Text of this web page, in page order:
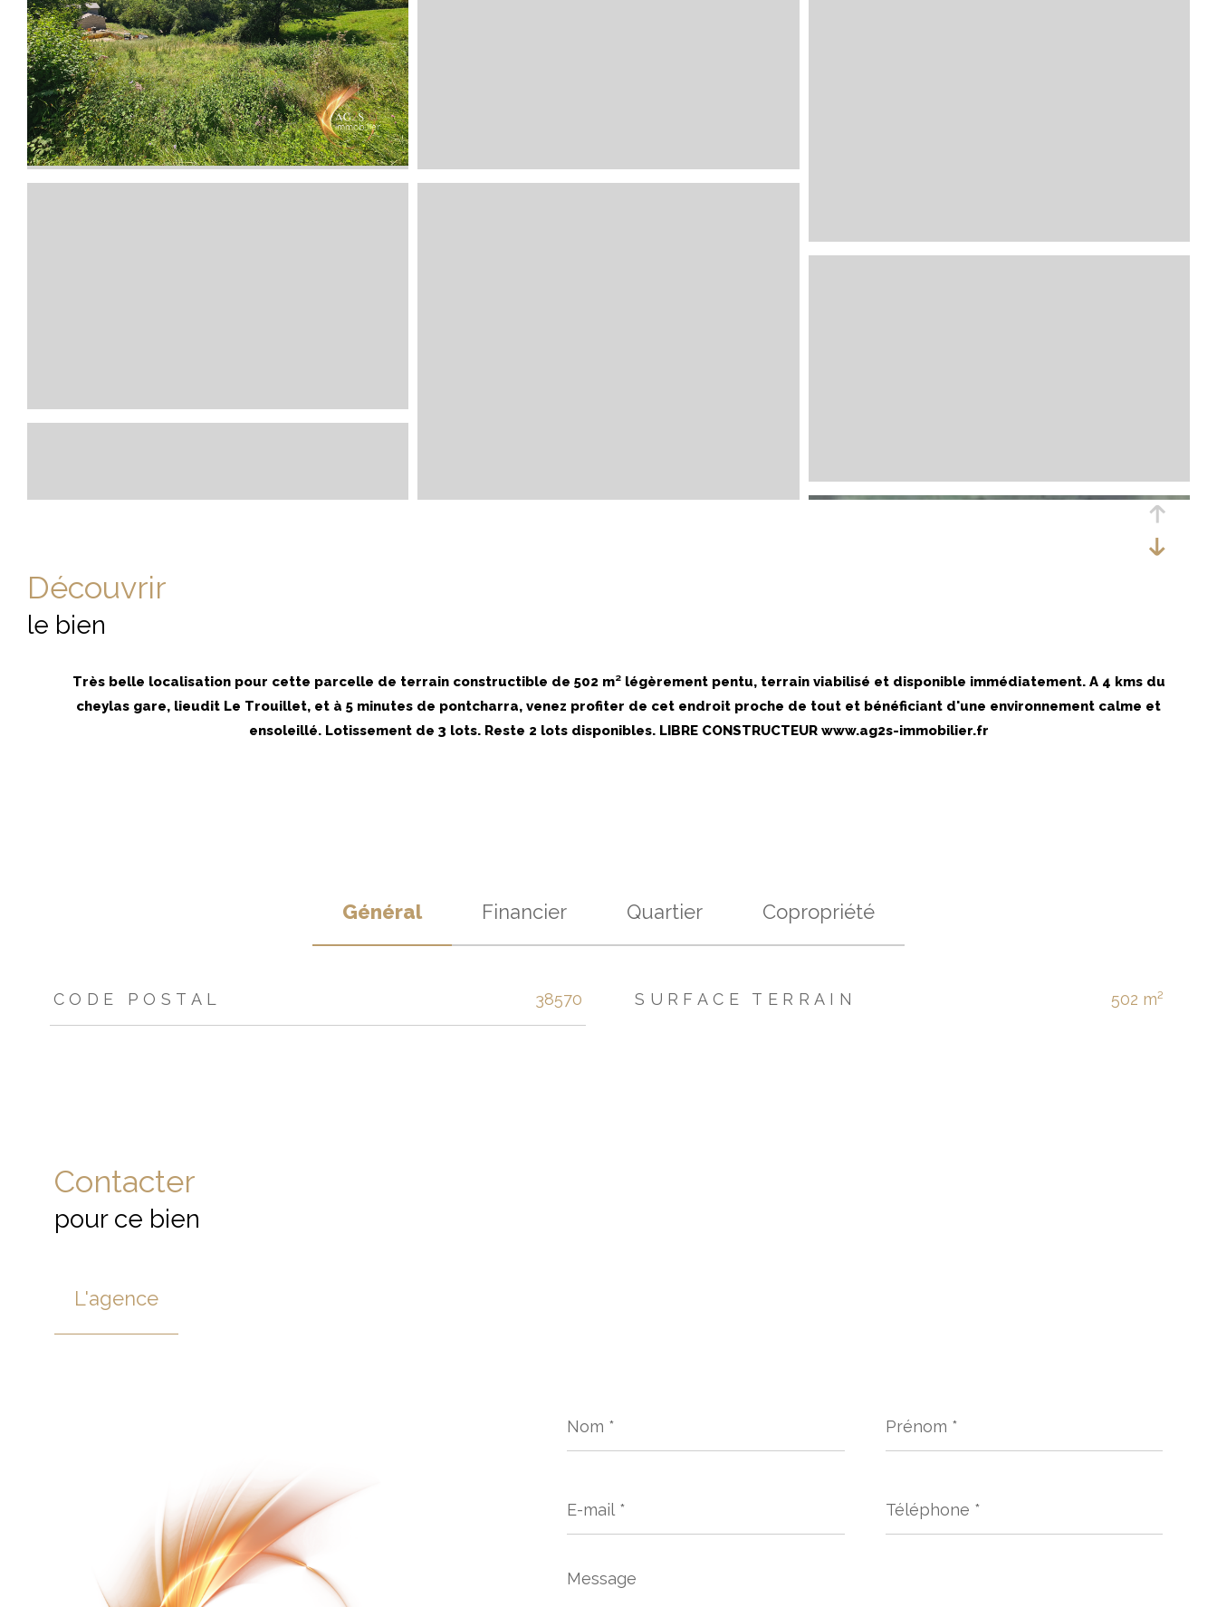
découvrir
le bien
Très belle localisation pour cette parcelle de terrain constructible de 502 m² légèrement pentu, terrain viabilisé et disponible immédiatement. A 4 kms du
cheylas gare, lieudit Le Trouillet, et à 5 minutes de pontcharra, venez profiter de cet endroit proche de tout et bénéficiant d'une environnement calme et
ensoleillé. Lotissement de 3 lots. Reste 2 lots disponibles. LIBRE CONSTRUCTEUR www.ag2s-immobilier.fr
Général Financier Quartier Copropriété
TRAD_ZEPHYR_Caracteristique
CODE POSTAL 38570 SURFACE TERRAIN 502 m²
Contacter
pour ce bien
L'agence
*
*
mail
*
*
Message